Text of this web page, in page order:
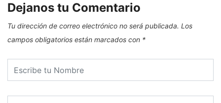
Dejanos tu Comentario
Tu dirección de correo electrónico no será publicada. Los
campos obligatorios están marcados con *